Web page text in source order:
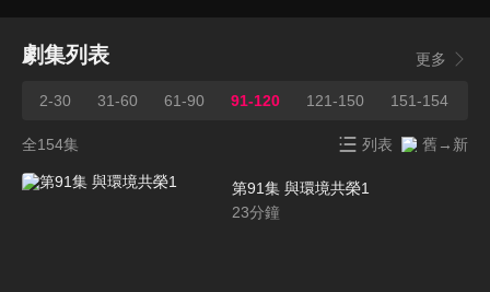
劇集列表 更多
2-30 31-60 61-90 91-120 121-150 151-154
全154集 列表 舊→新
第91集 與環境共榮1
23分鐘